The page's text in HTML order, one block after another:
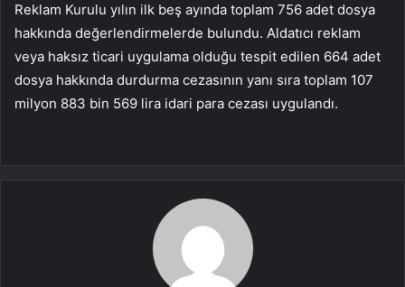
Reklam Kurulu yılın ilk beş ayında toplam 756 adet dosya
hakkında değerlendirmelerde bulundu. Aldatıcı reklam
veya haksız ticari uygulama olduğu tespit edilen 664 adet
dosya hakkında durdurma cezasının yanı sıra toplam 107
milyon 883 bin 569 lira idari para cezası uygulandı.